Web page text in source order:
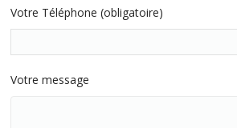
Votre Téléphone (obligatoire)
Votre message